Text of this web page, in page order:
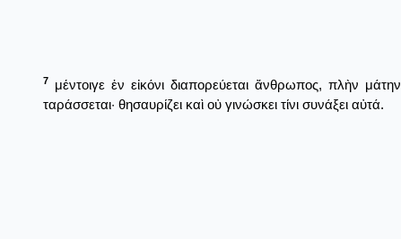
7
μέντοιγε ἐν εἰκόνι διαπορεύεται ἄνθρωπος, πλὴν μάτην
ταράσσεται· θησαυρίζει καὶ οὐ γινώσκει τίνι συνάξει αὐτά.